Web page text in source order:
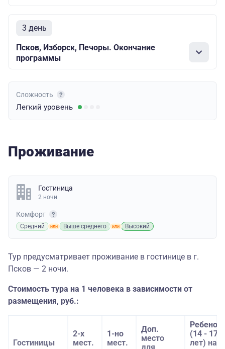
3 день
Псков, Изборск, Печоры. Окончание
программы
Сложность
Легкий уровень
Проживание
Гостиница
2 ночи
Комфорт
Средний Выше среднего Высокий
Тур предусматривает проживание в гостинице в г.
Псков — 2 ночи.
Стоимость тура на 1 человека в зависимости от
размещения, руб.:
Гостиницы
2-х
мест.
1-но
мест.
Доп.
место
для
Ребенок
(14 - 17
лет) на